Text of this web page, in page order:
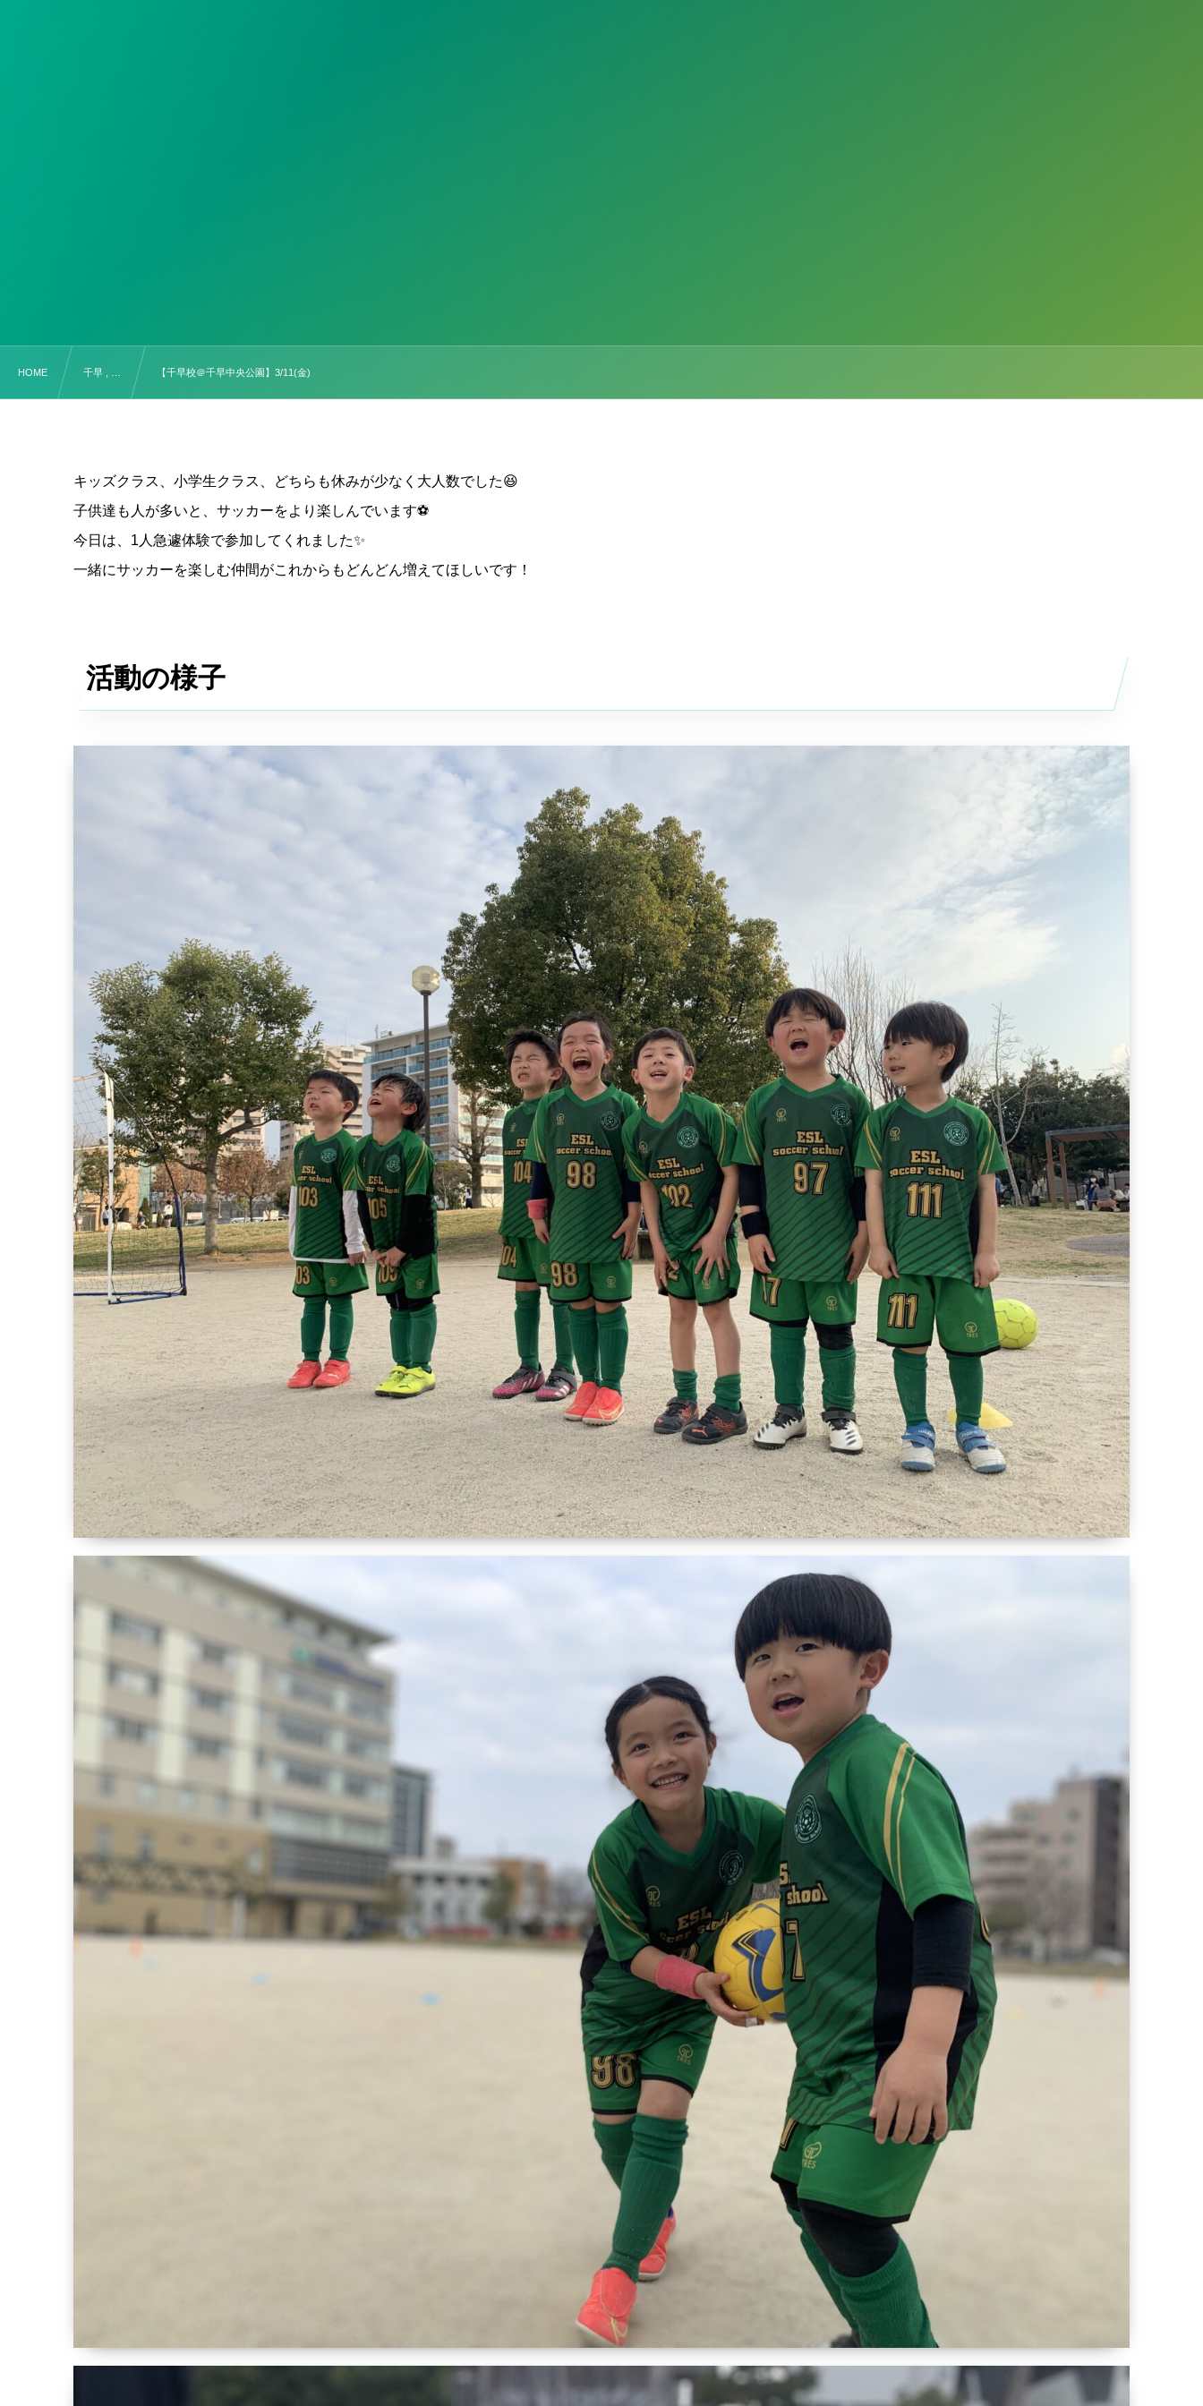
HOME 千早 , … 【千早校＠千早中央公園】3/11(金)
キッズクラス、小学生クラス、どちらも休みが少なく大人数でした😆
子供達も人が多いと、サッカーをより楽しんでいます⚽️
今日は、1人急遽体験で参加してくれました✨
一緒にサッカーを楽しむ仲間がこれからもどんどん増えてほしいです！
活動の様子